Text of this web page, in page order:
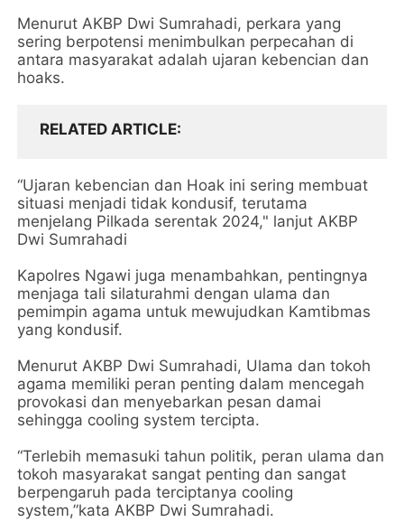
Menurut AKBP Dwi Sumrahadi, perkara yang
sering berpotensi menimbulkan perpecahan di
antara masyarakat adalah ujaran kebencian dan
hoaks.
RELATED ARTICLE
“Ujaran kebencian dan Hoak ini sering membuat
situasi menjadi tidak kondusif, terutama
menjelang Pilkada serentak 2024," lanjut AKBP
Dwi Sumrahadi
Kapolres Ngawi juga menambahkan, pentingnya
menjaga tali silaturahmi dengan ulama dan
pemimpin agama untuk mewujudkan Kamtibmas
yang kondusif.
Menurut AKBP Dwi Sumrahadi, Ulama dan tokoh
agama memiliki peran penting dalam mencegah
provokasi dan menyebarkan pesan damai
sehingga cooling system tercipta.
“Terlebih memasuki tahun politik, peran ulama dan
tokoh masyarakat sangat penting dan sangat
berpengaruh pada terciptanya cooling
system,”kata AKBP Dwi Sumrahadi.